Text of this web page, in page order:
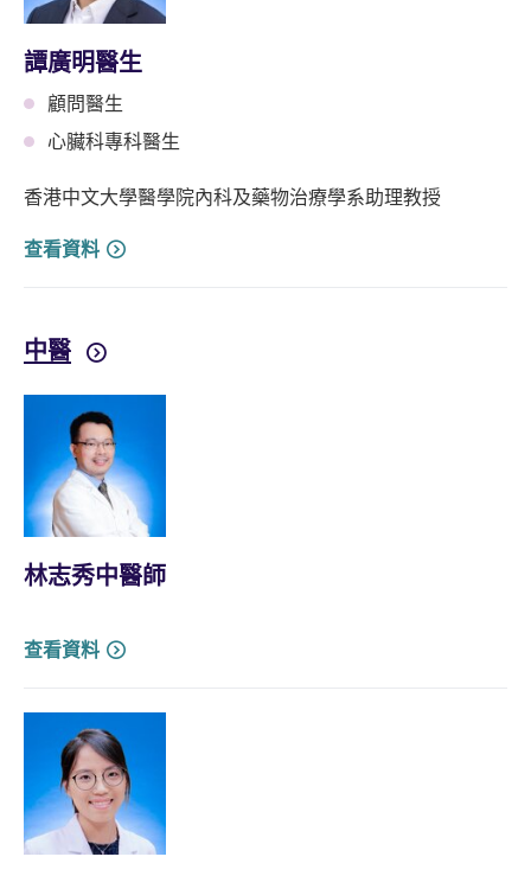
譚廣明醫生
顧問醫生
心臟科專科醫生
香港中文大學醫學院內科及藥物治療學系助理教授
查看資料
中醫
林志秀中醫師
查看資料